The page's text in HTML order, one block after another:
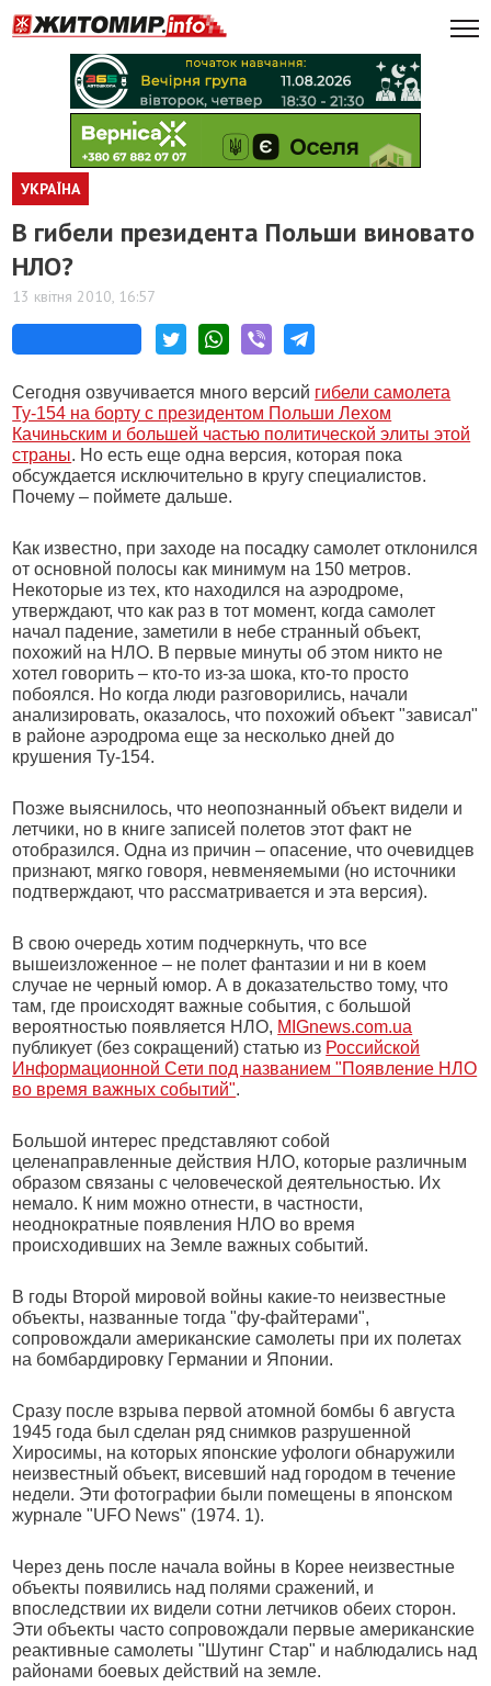
УКРАЇНА
В гибели президента Польши виновато
НЛО?
13 квітня 2010, 16:57
Сегодня озвучивается много версий гибели самолета
Ту-154 на борту с президентом Польши Лехом
Качиньским и большей частью политической элиты этой
страны. Но есть еще одна версия, которая пока
обсуждается исключительно в кругу специалистов.
Почему – поймете дальше.
Как известно, при заходе на посадку самолет отклонился
от основной полосы как минимум на 150 метров.
Некоторые из тех, кто находился на аэродроме,
утверждают, что как раз в тот момент, когда самолет
начал падение, заметили в небе странный объект,
похожий на НЛО. В первые минуты об этом никто не
хотел говорить – кто-то из-за шока, кто-то просто
побоялся. Но когда люди разговорились, начали
анализировать, оказалось, что похожий объект "зависал"
в районе аэродрома еще за несколько дней до
крушения Ту-154.
Позже выяснилось, что неопознанный объект видели и
летчики, но в книге записей полетов этот факт не
отобразился. Одна из причин – опасение, что очевидцев
признают, мягко говоря, невменяемыми (но источники
подтверждают, что рассматривается и эта версия).
В свою очередь хотим подчеркнуть, что все
вышеизложенное – не полет фантазии и ни в коем
случае не черный юмор. А в доказательство тому, что
там, где происходят важные события, с большой
вероятностью появляется НЛО, MIGnews.com.ua
публикует (без сокращений) статью из Российской
Информационной Сети под названием "Появление НЛО
во время важных событий".
Большой интерес представляют собой
целенаправленные действия НЛО, которые различным
образом связаны с человеческой деятельностью. Их
немало. К ним можно отнести, в частности,
неоднократные появления НЛО во время
происходивших на Земле важных событий.
В годы Второй мировой войны какие-то неизвестные
объекты, названные тогда "фу-файтерами",
сопровождали американские самолеты при их полетах
на бомбардировку Германии и Японии.
Сразу после взрыва первой атомной бомбы 6 августа
1945 года был сделан ряд снимков разрушенной
Хиросимы, на которых японские уфологи обнаружили
неизвестный объект, висевший над городом в течение
недели. Эти фотографии были помещены в японском
журнале "UFO News" (1974. 1).
Через день после начала войны в Корее неизвестные
объекты появились над полями сражений, и
впоследствии их видели сотни летчиков обеих сторон.
Эти объекты часто сопровождали первые американские
реактивные самолеты "Шутинг Стар" и наблюдались над
районами боевых действий на земле.